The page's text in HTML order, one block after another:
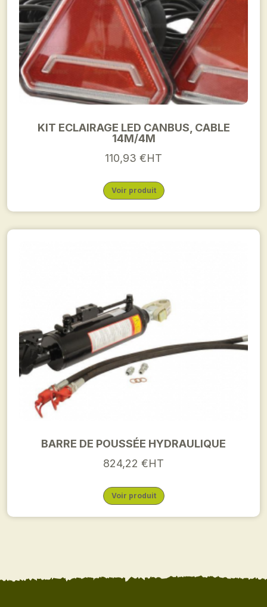
KIT ECLAIRAGE LED CANBUS, CABLE
14M/4M
110,93 €HT
Voir produit
BARRE DE POUSSÉE HYDRAULIQUE
824,22 €HT
Voir produit